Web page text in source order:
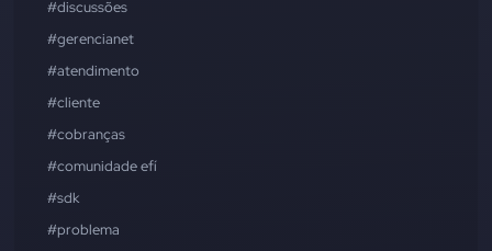
#discussões
#gerencianet
#atendimento
#cliente
#cobranças
#comunidade efí
#sdk
#problema